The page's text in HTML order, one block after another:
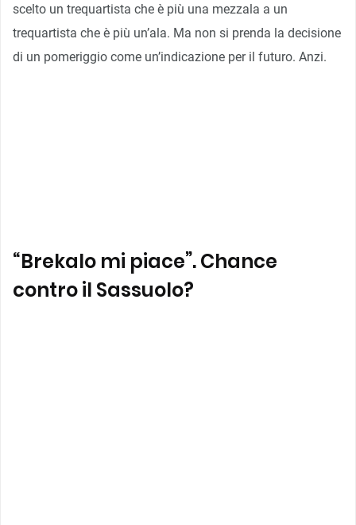
scelto un trequartista che è più una mezzala a un
trequartista che è più un’ala. Ma non si prenda la decisione
di un pomeriggio come un’indicazione per il futuro. Anzi.
“Brekalo mi piace”. Chance
contro il Sassuolo?